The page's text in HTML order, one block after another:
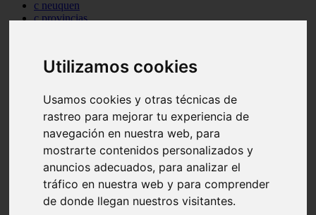
Utilizamos cookies
Usamos cookies y otras técnicas de
rastreo para mejorar tu experiencia de
navegación en nuestra web, para
mostrarte contenidos personalizados y
anuncios adecuados, para analizar el
tráfico en nuestra web y para comprender
de donde llegan nuestros visitantes.
c neuquen
c provincias
c tucuman
carmen
category
destinos
gijon
lanzarote
live
monumentos
naturaleza
san
tenerife